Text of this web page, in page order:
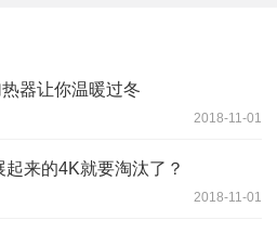
器让你温暖过冬
2018-11-01
来的4K就要淘汰了？
2018-11-01